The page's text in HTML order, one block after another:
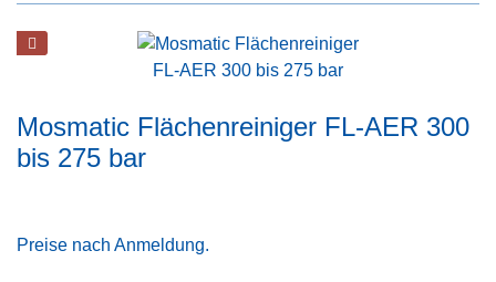
Mosmatic Flächenreiniger FL-AER 300
bis 275 bar
Preise nach Anmeldung.